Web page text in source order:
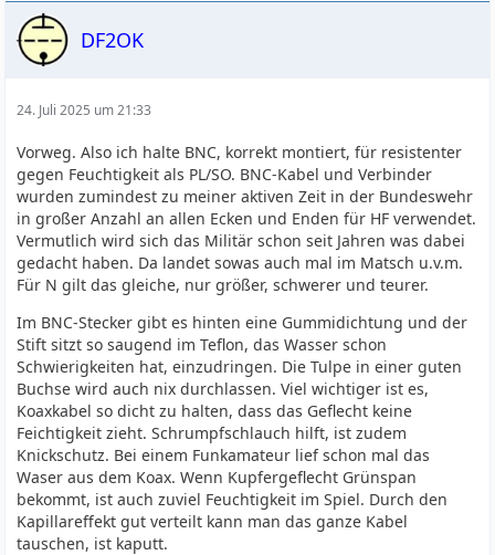
DF2OK
24. Juli 2025 um 21:33
Vorweg. Also ich halte BNC, korrekt montiert, für resistenter
gegen Feuchtigkeit als PL/SO. BNC-Kabel und Verbinder
wurden zumindest zu meiner aktiven Zeit in der Bundeswehr
in großer Anzahl an allen Ecken und Enden für HF verwendet.
Vermutlich wird sich das Militär schon seit Jahren was dabei
gedacht haben. Da landet sowas auch mal im Matsch u.v.m.
Für N gilt das gleiche, nur größer, schwerer und teurer.
Im BNC-Stecker gibt es hinten eine Gummidichtung und der
Stift sitzt so saugend im Teflon, das Wasser schon
Schwierigkeiten hat, einzudringen. Die Tulpe in einer guten
Buchse wird auch nix durchlassen. Viel wichtiger ist es,
Koaxkabel so dicht zu halten, dass das Geflecht keine
Feichtigkeit zieht. Schrumpfschlauch hilft, ist zudem
Knickschutz. Bei einem Funkamateur lief schon mal das
Waser aus dem Koax. Wenn Kupfergeflecht Grünspan
bekommt, ist auch zuviel Feuchtigkeit im Spiel. Durch den
Kapillareffekt gut verteilt kann man das ganze Kabel
tauschen, ist kaputt.